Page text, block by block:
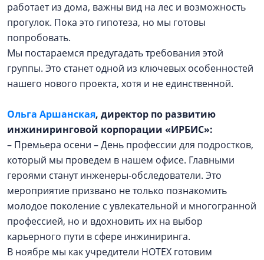
работает из дома, важны вид на лес и возможность
прогулок. Пока это гипотеза, но мы готовы
попробовать.
Мы постараемся предугадать требования этой
группы. Это станет одной из ключевых особенностей
нашего нового проекта, хотя и не единственной.
Ольга Аршанская, директор по развитию
инжиниринговой корпорации «ИРБИС»:
– Премьера осени – День профессии для подростков,
который мы проведем в нашем офисе. Главными
героями станут инженеры-обследователи. Это
мероприятие призвано не только познакомить
молодое поколение с увлекательной и многогранной
профессией, но и вдохновить их на выбор
карьерного пути в сфере инжиниринга.
В ноябре мы как учредители НОТЕХ готовим